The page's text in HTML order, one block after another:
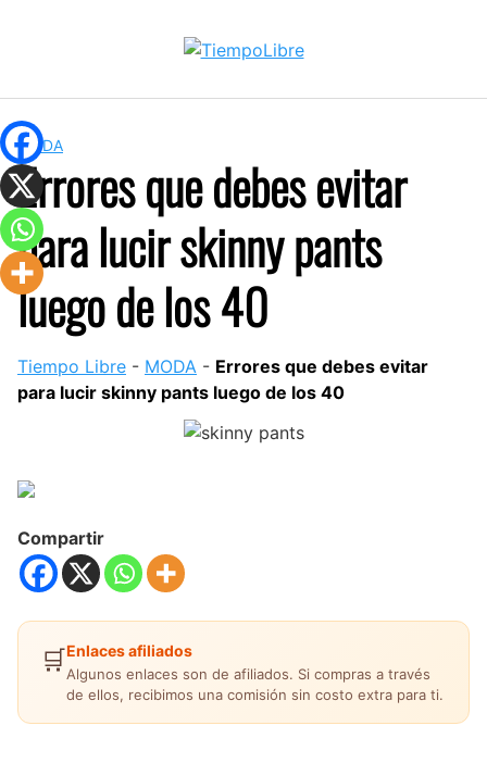
MODA
Errores que debes evitar
para lucir skinny pants
luego de los 40
Tiempo Libre - MODA - Errores que debes evitar
para lucir skinny pants luego de los 40
Compartir
🛒Enlaces afiliados
Algunos enlaces son de afiliados. Si compras a través
de ellos, recibimos una comisión sin costo extra para ti.